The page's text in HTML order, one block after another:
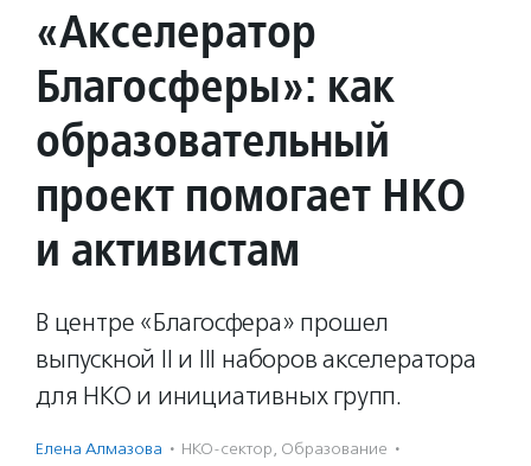
«Акселератор
Благосферы»: как
образовательный
проект помогает НКО
и активистам
В центре «Благосфера» прошел
выпускной II и III наборов акселератора
для НКО и инициативных групп.
Елена Алмазова · НКО-сектор, Образование ·